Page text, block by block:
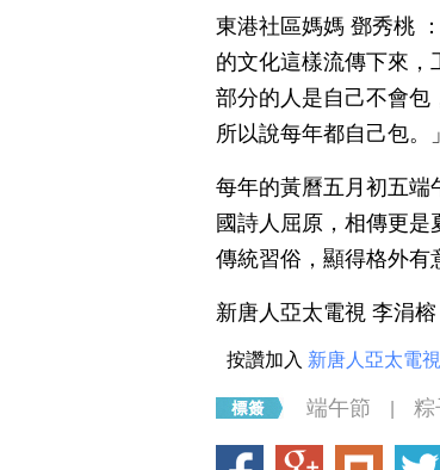
東港社區媽媽 鄧秀桃
的文化這樣流傳下來，
部分的人是自己不會包
所以說每年都自己包。」
每年的黃曆五月初五端
國詩人屈原，相傳更
傳統習俗，顯得格外有
新唐人亞太電視 李涓
按讚加入 新唐人亞太電
端午節 粽